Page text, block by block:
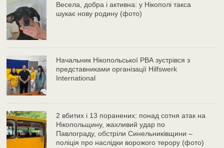
Весела, добра і активна: у Нікополі такса
шукає нову родину (фото)
Начальник Нікопольської РВА зустрівся з
представниками організації Hilfswerk
International
2 вбитих і 13 поранених: понад сотня атак на
Нікопольщину, жахливий удар по
Павлограду, обстріли Синельниківщини –
поліція про наслідки ворожого терору (фото)